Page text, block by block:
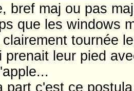
bref maj ou pas
que les windows
tournée
prenait leur pied
part c'est ce